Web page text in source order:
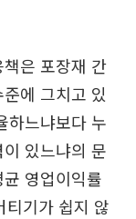
은 포장재 간
에 그치고 있
하느냐보다 누
있느냐의 문
영업이익률
기가 쉽지 않